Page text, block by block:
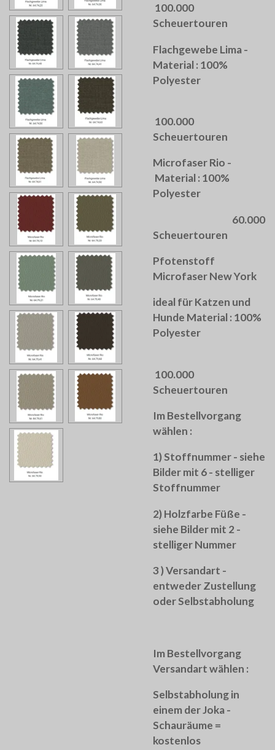
100.000
Scheuertouren
Flachgewebe Lima -
Material : 100%
Polyester
100.000
Scheuertouren
Microfaser Rio -
Material : 100%
Polyester
60.000
Scheuertouren
Pfotenstoff
Microfaser New York
ideal für Katzen und
Hunde Material : 100%
Polyester
100.000
Scheuertouren
Im Bestellvorgang
wählen :
1) Stoffnummer - siehe
Bilder mit 6 - stelliger
Stoffnummer
2) Holzfarbe Füße -
siehe Bilder mit 2 -
stelliger Nummer
3 ) Versandart -
entweder Zustellung
oder Selbstabholung
Im Bestellvorgang
Versandart wählen :
Selbstabholung in
einem der Joka -
Schauräume =
kostenlos